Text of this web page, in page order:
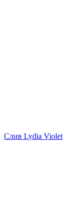
Слив Lydia Violet